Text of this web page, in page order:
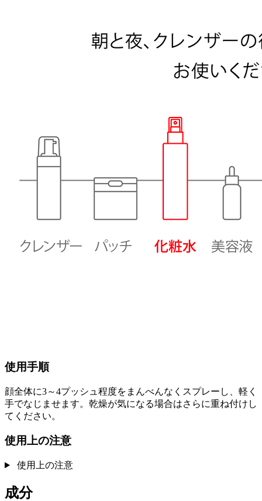
使用手順
顔全体に3～4プッシュ程度をまんべんなくスプレーし、軽く
手でなじませます。乾燥が気になる場合はさらに重ね付けし
てください。
使用上の注意
使用上の注意
成分